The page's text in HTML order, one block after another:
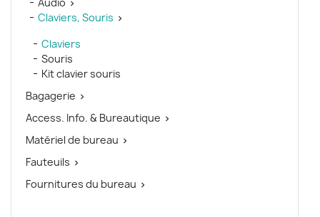

Claviers, Souris 
Claviers
Souris
Kit clavier souris
Bagagerie 
Access. Info. & Bureautique 
Matériel de bureau 
Fauteuils 
Fournitures du bureau 